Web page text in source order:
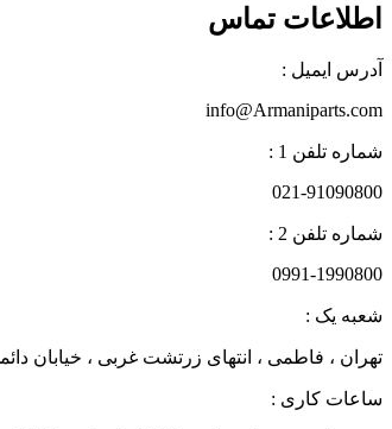
اطلاعات تماس
آدرس ایمیل :
info@Armaniparts.com
شماره تلفن 1 :
021-91090800
شماره تلفن 2 :
0991-1990800
شعبه یک :
تهران ، فاطمی ، انتهای زرتشت غربی ، خیابان دائمی ،
ساعات کاری :